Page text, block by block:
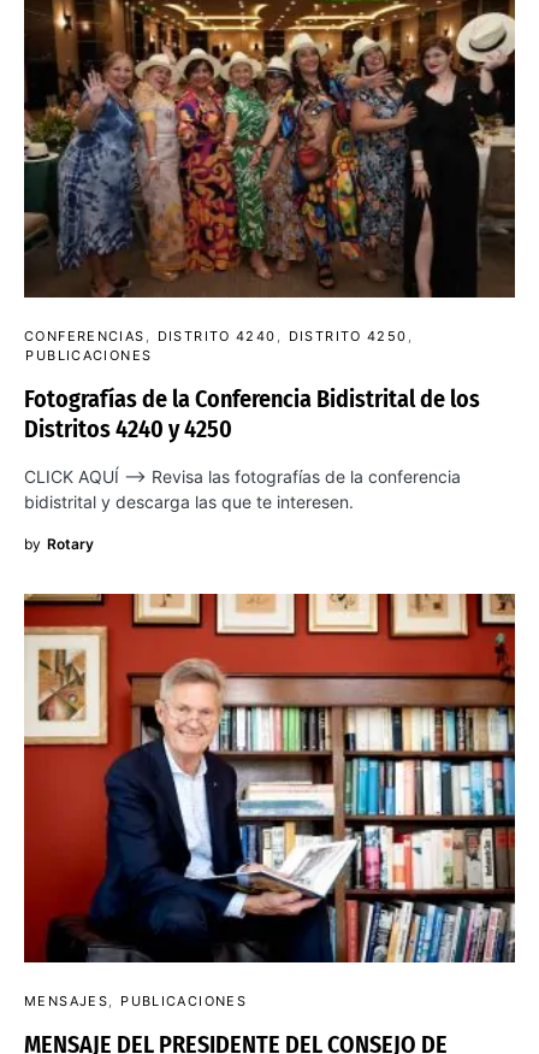
CONFERENCIAS DISTRITO 4240
DISTRITO 4250
PUBLICACIONES
Fotografías de la Conferencia Bidistrital de los
Distritos 4240 y 4250
CLICK AQUÍ –> Revisa las fotografías de la conferencia
bidistrital y descarga las que te interesen.
by Rotary
MENSAJES PUBLICACIONES
MENSAJE DEL PRESIDENTE DEL CONSEJO DE